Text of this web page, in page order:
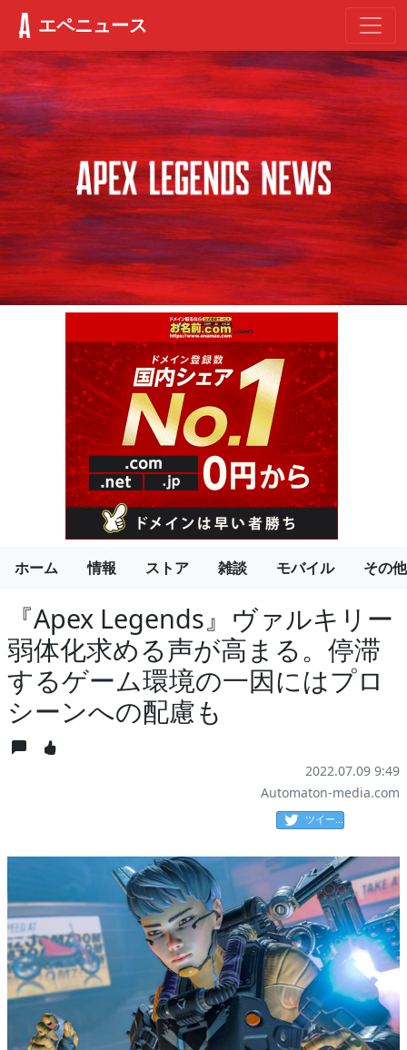
エペニュース
ホーム 情報 ストア 雑談 モバイル その他
『Apex Legends』ヴァルキリー
弱体化求める声が高まる。停滞
するゲーム環境の一因にはプロ
シーンへの配慮も
2022.07.09 9:49
Automaton-media.com
ツイート